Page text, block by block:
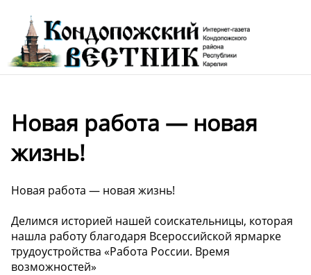
Новая работа — новая
жизнь!
Новая работа — новая жизнь!
Делимся историей нашей соискательницы, которая
нашла работу благодаря Всероссийской ярмарке
трудоустройства «Работа России. Время
возможностей»